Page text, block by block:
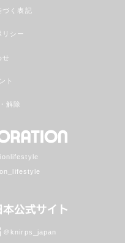
づく表記
リシー
せ
ト
解除
＠knirps_japan